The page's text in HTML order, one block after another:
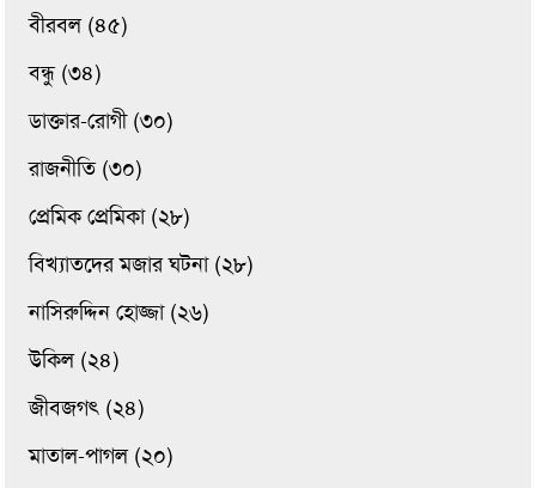
বীরবল (৪৫)
বন্ধু (৩৪)
ডাক্তার-রোগী (৩০)
রাজনীতি (৩০)
প্রেমিক প্রেমিকা (২৮)
বিখ্যাতদের মজার ঘটনা (২৮)
নাসিরুদ্দিন হোজ্জা (২৬)
উকিল (২৪)
জীবজগৎ (২৪)
মাতাল-পাগল (২০)